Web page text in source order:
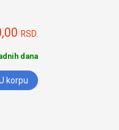
RSD.
dana
korpu